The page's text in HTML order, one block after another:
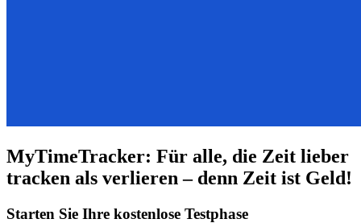
MyTimeTracker: Für alle, die Zeit lieber
tracken als verlieren – denn Zeit ist Geld!
Starten Sie Ihre kostenlose Testphase